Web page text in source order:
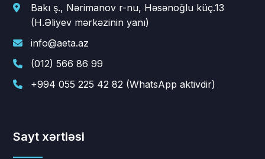
Bakı ş., Nərimanov r-nu, Həsənoğlu küç.13
(H.Əliyev mərkəzinin yanı)
info@aeta.az
(012) 566 86 99
+994 055 225 42 82 (WhatsApp aktivdir)
Sayt xərtiəsi